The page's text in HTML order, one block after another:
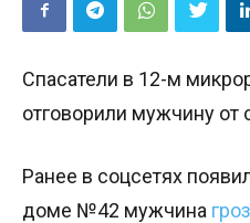
Спасатели в 12-м
отговорили мужчину от
Ранее в соцсетях
доме №42 мужчина